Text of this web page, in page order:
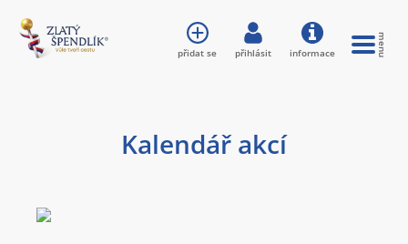
Kalendář akcí
přidat se přihlásit informace